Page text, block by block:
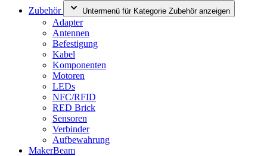
Zubehör
Untermenü für Kategorie Zubehör anzeigen
Adapter
Antennen
Befestigung
Kabel
Komponenten
Motoren
LEDs
NFC/RFID
RED Brick
Sensoren
Verbinder
Aufbewahrung
MakerBeam